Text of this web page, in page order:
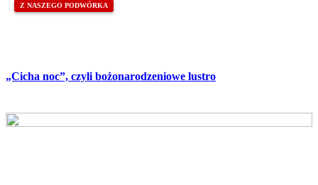
Z NASZEGO PODWÓRKA
„Cicha noc”, czyli bożonarodzeniowe lustro